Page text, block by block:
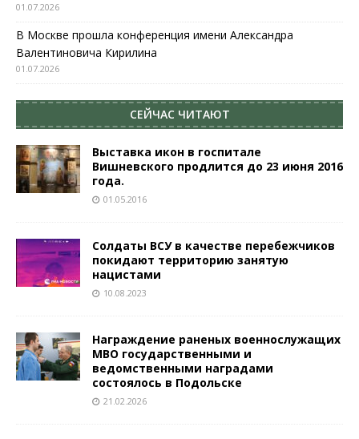
01.07.2026
В Москве прошла конференция имени Александра
Валентиновича Кирилина
01.07.2026
СЕЙЧАС ЧИТАЮТ
Выставка икон в госпитале
Вишневского продлится до 23 июня 2016
года.
01.05.2016
Солдаты ВСУ в качестве перебежчиков
покидают территорию занятую
нацистами
10.08.2023
Награждение раненых военнослужащих
МВО государственными и
ведомственными наградами
состоялось в Подольске
21.02.2026